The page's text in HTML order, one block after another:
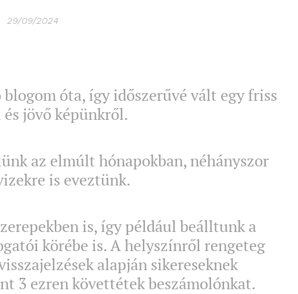
29/09/2024
óta, így időszerűvé vált egy friss
jövő képünkről.
az elmúlt hónapokban, néhányszor
is eveztünk.
is, így például beálltunk a
körébe is. A helyszínről rengeteg
alapján sikereseknek
3 ezren követtétek beszámolónkat.